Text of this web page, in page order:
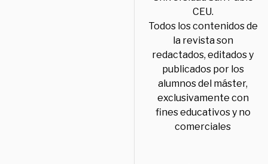
CEU.
Todos los contenidos de
la revista son
redactados, editados y
publicados por los
alumnos del máster,
exclusivamente con
fines educativos y no
comerciales